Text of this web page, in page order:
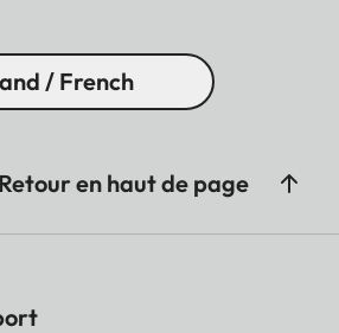
/ French
Retour en haut de page